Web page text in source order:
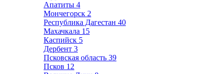
Апатиты 4
Мончегорск 2
Республика Дагестан 40
Махачкала 15
Каспийск 5
Дербент 3
Псковская область 39
Псков 12